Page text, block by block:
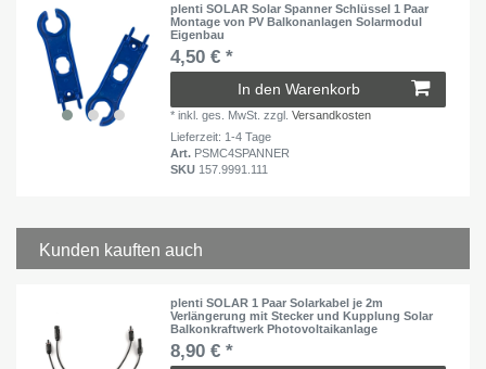
plenti SOLAR Solar Spanner Schlüssel 1 Paar
Montage von PV Balkonanlagen Solarmodul
Eigenbau
4,50 € *
In den Warenkorb
*inkl. ges. MwSt. zzgl.Versandkosten
Lieferzeit: 1-4 Tage
Art. PSMC4SPANNER
SKU 157.9991.111
Kunden kauften auch
plenti SOLAR 1 Paar Solarkabel je 2m
Verlängerung mit Stecker und Kupplung Solar
Balkonkraftwerk Photovoltaikanlage
8,90 € *